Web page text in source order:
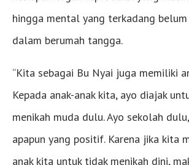
hingga mental yang terkadang belum
dalam berumah tangga.
“Kita sebagai Bu Nyai juga memiliki
Kepada anak-anak kita, ayo diajak
menikah muda dulu. Ayo sekolah
apapun yang positif. Karena jika kita
anak kita untuk tidak menikah dini,